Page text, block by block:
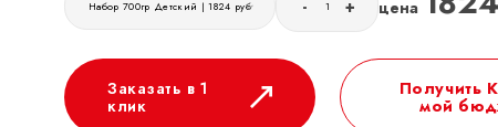
Набор 700гр Детский | 1824 руб - + цена
Заказать в 1
клик
Получить
мой